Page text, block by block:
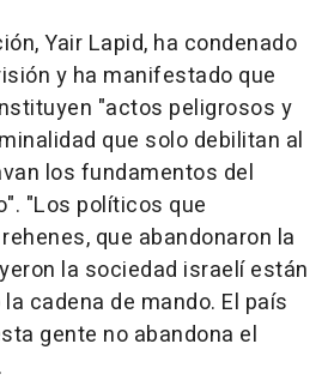
Yair Lapid, ha condenado
y ha manifestado que
"actos peligrosos y
que solo debilitan al
los fundamentos del
"Los políticos que
que abandonaron la
la sociedad israelí están
cadena de mando. El país
gente no abandona el